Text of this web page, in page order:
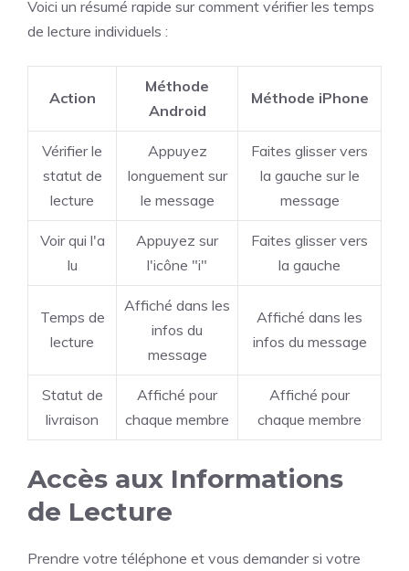
Voici un résumé rapide sur comment vérifier les temps
de lecture individuels :
Action
Méthode
Android
Méthode iPhone
Vérifier le
statut de
lecture
Appuyez
longuement sur
le message
Faites glisser vers
la gauche sur le
message
Voir qui l'a
lu
Appuyez sur
l'icône "i"
Faites glisser vers
la gauche
Temps de
lecture
Affiché dans les
infos du
message
Affiché dans les
infos du message
Statut de
livraison
Affiché pour
chaque membre
Affiché pour
chaque membre
Accès aux Informations
de Lecture
Prendre votre téléphone et vous demander si votre